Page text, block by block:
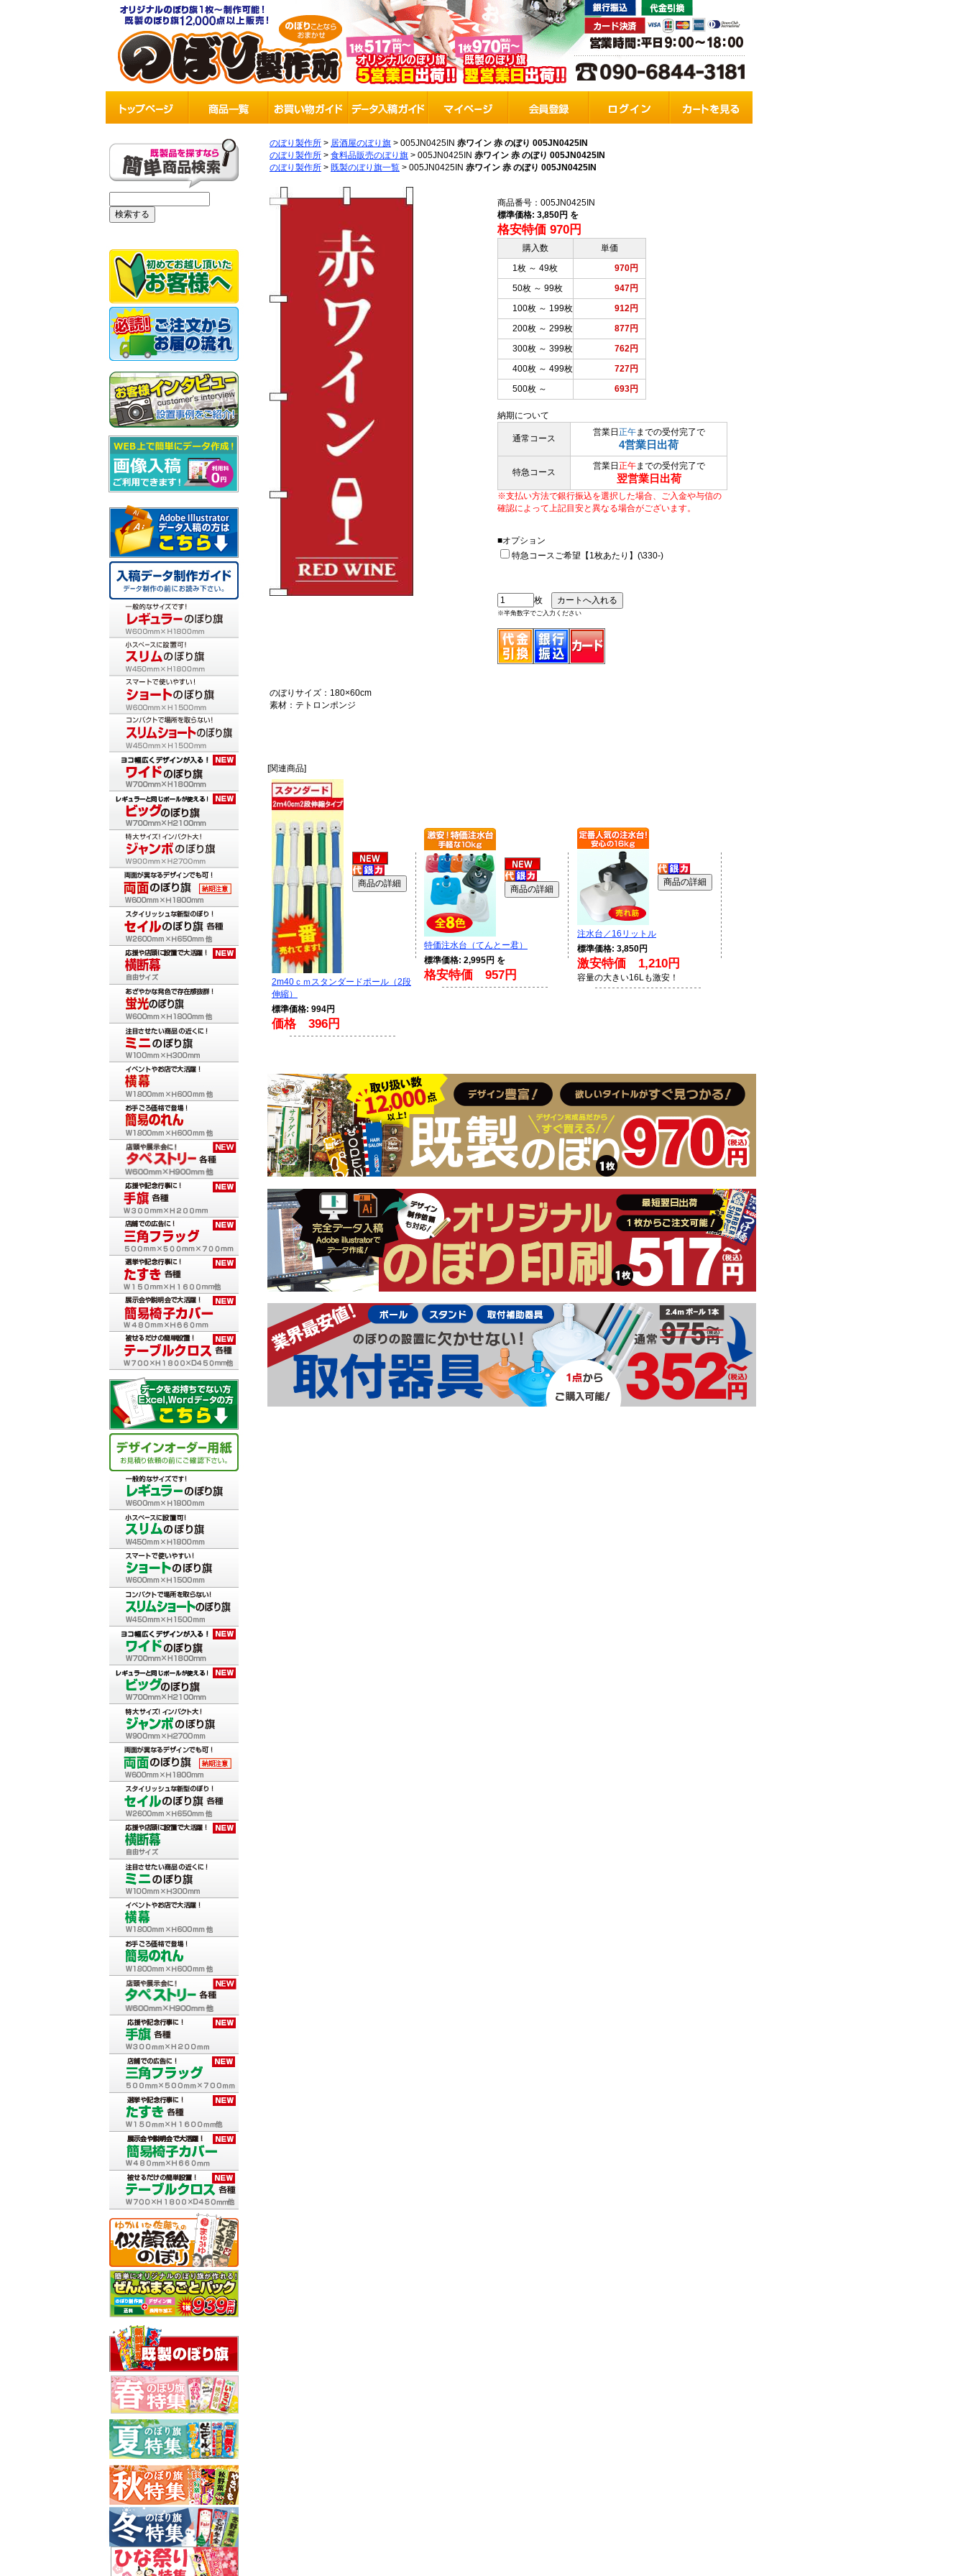
のぼり製作所 > 居酒屋のぼり旗 > 005JN0425IN 赤ワイン 赤 のぼり 005JN0425IN
のぼり製作所 > 食料品販売のぼり旗 > 005JN0425IN 赤ワイン 赤 のぼり 005JN0425IN
のぼり製作所 > 既製のぼり旗一覧 > 005JN0425IN 赤ワイン 赤 のぼり 005JN0425IN
商品番号：005JN0425IN
標準価格: 3,850円 を
格安特価 970円
購入数
単価
1枚 ～ 49枚
970円
50枚 ～ 99枚
947円
100枚 ～ 199枚
912円
200枚 ～ 299枚
877円
300枚 ～ 399枚
762円
400枚 ～ 499枚
727円
500枚 ～
693円
納期について
通常コース
営業日 正午までの受付完了で
4営業日出荷
特急コース
営業日 正午までの受付完了で
翌営業日出荷
※支払い方法で銀行振込を選択した場合、ご入金や与信の
確認によって上記目安と異なる場合がございます。
■オプション
特急コースご希望【1枚あたり】(\330-)
枚
※半角数字でご入力ください
のぼりサイズ：180×60cm
素材：テトロンポンジ
[関連商品]
2m40ｃｍスタンダードポール（2段
伸縮）
標準価格: 994円
価格 396円
特価注水台（てんとー君）
標準価格: 2,995円 を
格安特価 957円
注水台／16リットル
標準価格: 3,850円
激安特価 1,210円
容量の大きい16Lも激安！